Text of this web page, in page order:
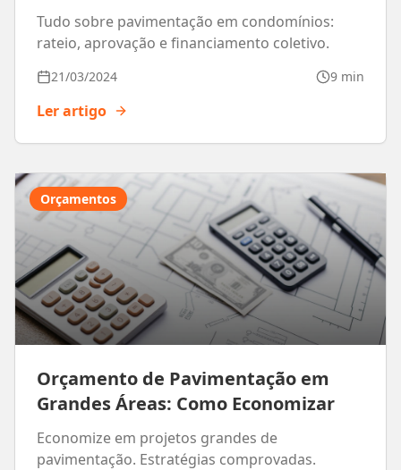
Tudo sobre pavimentação em condomínios:
rateio, aprovação e financiamento coletivo.
21/03/2024 9 min
Ler artigo
Orçamentos
Orçamento de Pavimentação em
Grandes Áreas: Como Economizar
Economize em projetos grandes de
pavimentação. Estratégias comprovadas.